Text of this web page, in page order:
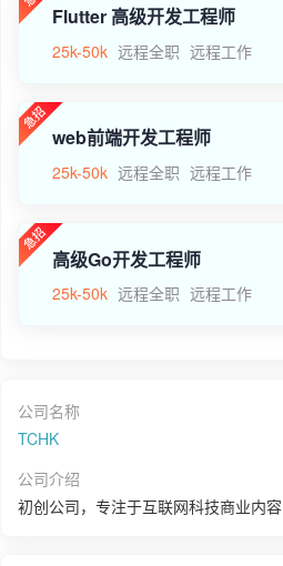
Flutter 高级开发工程师
25k-50k 远程全职 远程工作
web前端开发工程师
25k-50k 远程全职 远程工作
高级Go开发工程师
25k-50k 远程全职 远程工作
公司名称
TCHK
公司介绍
初创公司，专注于互联网科技商业内容